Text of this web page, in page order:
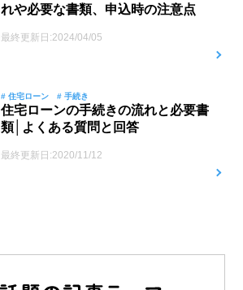
れや必要な書類、申込時の注意点
最終更新日:2024/04/05
# 住宅ローン # 手続き
住宅ローンの手続きの流れと必要書
類│よくある質問と回答
最終更新日:2020/11/12